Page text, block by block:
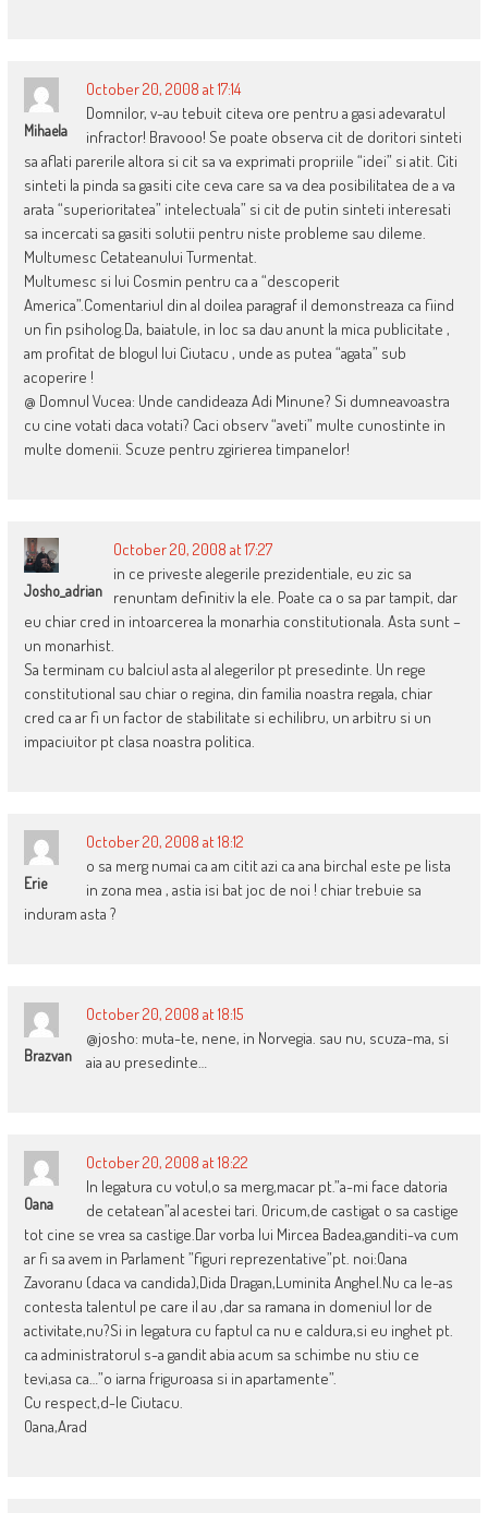
Mihaela
October 20, 2008 at 17:14
Domnilor, v-au tebuit citeva ore pentru a gasi adevaratul
infractor! Bravooo! Se poate observa cit de doritori sinteti
sa aflati parerile altora si cit sa va exprimati propriile “idei” si atit. Citi
sinteti la pinda sa gasiti cite ceva care sa va dea posibilitatea de a va
arata “superioritatea” intelectuala” si cit de putin sinteti interesati
sa incercati sa gasiti solutii pentru niste probleme sau dileme.
Multumesc Cetateanului Turmentat.
Multumesc si lui Cosmin pentru ca a “descoperit
America”.Comentariul din al doilea paragraf il demonstreaza ca fiind
un fin psiholog.Da, baiatule, in loc sa dau anunt la mica publicitate ,
am profitat de blogul lui Ciutacu , unde as putea “agata” sub
acoperire !
@ Domnul Vucea: Unde candideaza Adi Minune? Si dumneavoastra
cu cine votati daca votati? Caci observ “aveti” multe cunostinte in
multe domenii. Scuze pentru zgirierea timpanelor!
Josho_adrian
October 20, 2008 at 17:27
in ce priveste alegerile prezidentiale, eu zic sa
renuntam definitiv la ele. Poate ca o sa par tampit, dar
eu chiar cred in intoarcerea la monarhia constitutionala. Asta sunt –
un monarhist.
Sa terminam cu balciul asta al alegerilor pt presedinte. Un rege
constitutional sau chiar o regina, din familia noastra regala, chiar
cred ca ar fi un factor de stabilitate si echilibru, un arbitru si un
impaciuitor pt clasa noastra politica.
Erie
October 20, 2008 at 18:12
o sa merg numai ca am citit azi ca ana birchal este pe lista
in zona mea , astia isi bat joc de noi ! chiar trebuie sa
induram asta ?
Brazvan
October 20, 2008 at 18:15
@josho: muta-te, nene, in Norvegia. sau nu, scuza-ma, si
aia au presedinte…
Oana
October 20, 2008 at 18:22
In legatura cu votul,o sa merg,macar pt.”a-mi face datoria
de cetatean”al acestei tari. Oricum,de castigat o sa castige
tot cine se vrea sa castige.Dar vorba lui Mircea Badea,ganditi-va cum
ar fi sa avem in Parlament ”figuri reprezentative”pt. noi:Oana
Zavoranu (daca va candida),Dida Dragan,Luminita Anghel.Nu ca le-as
contesta talentul pe care il au ,dar sa ramana in domeniul lor de
activitate,nu?Si in legatura cu faptul ca nu e caldura,si eu inghet pt.
ca administratorul s-a gandit abia acum sa schimbe nu stiu ce
tevi,asa ca…”o iarna friguroasa si in apartamente”.
Cu respect,d-le Ciutacu.
Oana,Arad